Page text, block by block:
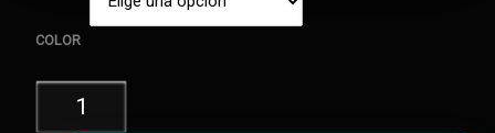
COLOR
Cambiar
Cristal